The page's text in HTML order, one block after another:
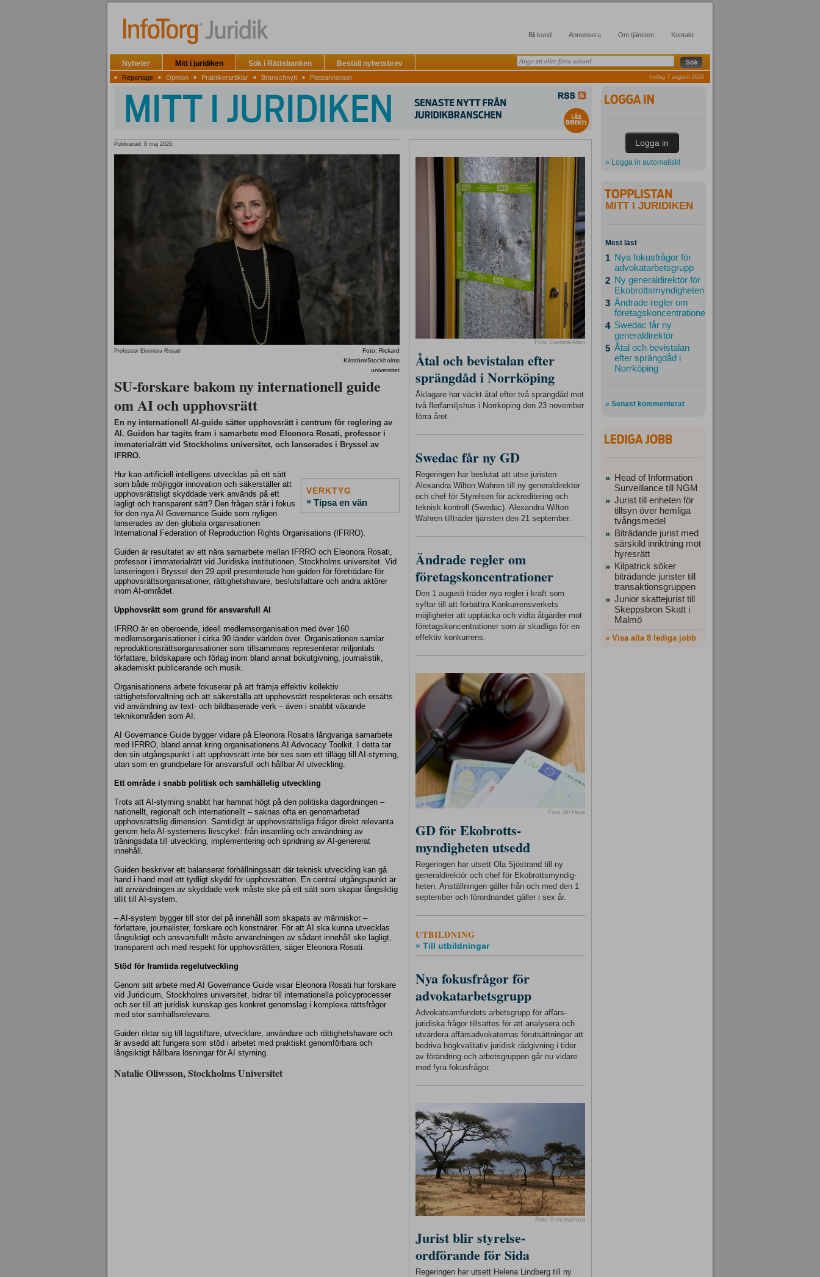
Bli kund Annonsera Om tjänsten Kontakt
Nyheter Mitt i juridiken Sök i Rättsbanken Beställ nyhetsbrev
▪ Reportage ▪ Opinion ▪ Praktikerartiklar ▪ Branschnytt ▪ Platsannonser fredag 7 augusti 2026
Publicerad: 8 maj 2026,
Professor Eleonora Rosati
Foto: Rickard
Kilström/Stockholms
universitet
SU-forskare bakom ny internationell guide
om AI och upphovsrätt
En ny internationell AI‑guide sätter upphovsrätt i centrum för reglering av
AI. Guiden har tagits fram i samarbete med Eleonora Rosati, professor i
immaterialrätt vid Stockholms universitet, och lanserades i Bryssel av
IFRRO.
VERKTYG
» Tipsa en vän
Hur kan artificiell intelligens utvecklas på ett sätt
som både möjliggör innovation och säkerställer att
upphovsrättsligt skyddade verk används på ett
lagligt och transparent sätt? Den frågan står i fokus
för den nya AI Governance Guide som nyligen
lanserades av den globala organisationen
International Federation of Reproduction Rights Organisations (IFRRO).
Guiden är resultatet av ett nära samarbete mellan IFRRO och Eleonora Rosati,
professor i immaterialrätt vid Juridiska institutionen, Stockholms universitet. Vid
lanseringen i Bryssel den 29 april presenterade hon guiden för företrädare för
upphovsrättsorganisationer, rättighetshavare, beslutsfattare och andra aktörer
inom AI-området.
Upphovsrätt som grund för ansvarsfull AI
IFRRO är en oberoende, ideell medlemsorganisation med över 160
medlemsorganisationer i cirka 90 länder världen över. Organisationen samlar
reproduktionsrättsorganisationer som tillsammans representerar miljontals
författare, bildskapare och förlag inom bland annat bokutgivning, journalistik,
akademiskt publicerande och musik.
Organisationens arbete fokuserar på att främja effektiv kollektiv
rättighetsförvaltning och att säkerställa att upphovsrätt respekteras och ersätts
vid användning av text- och bildbaserade verk – även i snabbt växande
teknikområden som AI.
AI Governance Guide bygger vidare på Eleonora Rosatis långvariga samarbete
med IFRRO, bland annat kring organisationens AI Advocacy Toolkit. I detta tar
den sin utgångspunkt i att upphovsrätt inte bör ses som ett tillägg till AI-styrning,
utan som en grundpelare för ansvarsfull och hållbar AI utveckling.
Ett område i snabb politisk och samhällelig utveckling
Trots att AI‑styrning snabbt har hamnat högt på den politiska dagordningen –
nationellt, regionalt och internationellt – saknas ofta en genomarbetad
upphovsrättslig dimension. Samtidigt är upphovsrättsliga frågor direkt relevanta
genom hela AI‑systemens livscykel: från insamling och användning av
träningsdata till utveckling, implementering och spridning av AI‑genererat
innehåll.
Guiden beskriver ett balanserat förhållningssätt där teknisk utveckling kan gå
hand i hand med ett tydligt skydd för upphovsrätten. En central utgångspunkt är
att användningen av skyddade verk måste ske på ett sätt som skapar långsiktig
tillit till AI‑system.
– AI‑system bygger till stor del på innehåll som skapats av människor –
författare, journalister, forskare och konstnärer. För att AI ska kunna utvecklas
långsiktigt och ansvarsfullt måste användningen av sådant innehåll ske lagligt,
transparent och med respekt för upphovsrätten, säger Eleonora Rosati.
Stöd för framtida regelutveckling
Genom sitt arbete med AI Governance Guide visar Eleonora Rosati hur forskare
vid Juridicum, Stockholms universitet, bidrar till internationella policyprocesser
och ser till att juridisk kunskap ges konkret genomslag i komplexa rättsfrågor
med stor samhällsrelevans.
Guiden riktar sig till lagstiftare, utvecklare, användare och rättighetshavare och
är avsedd att fungera som stöd i arbetet med praktiskt genomförbara och
långsiktigt hållbara lösningar för AI styrning.
Natalie Oliwsson, Stockholms Universitet
Foto Gamma-Man
Åtal och bevistalan efter
sprängdåd i Norrköping
Åklagare har väckt åtal efter två sprängdåd mot
två flerfamiljshus i Norrköping den 23 november
förra året.
Swedac får ny GD
Regeringen har beslutat att utse juristen
Alexandra Wilton Wahren till ny generaldirektör
och chef för Styrelsen för ackreditering och
teknisk kontroll (Swedac). Alexandra Wilton
Wahren tillträder tjänsten den 21 september.
Ändrade regler om
företagskoncentrationer
Den 1 augusti träder nya regler i kraft som
syftar till att förbättra Konkurrensverkets
möjligheter att upptäcka och vidta åtgärder mot
företagskoncentrationer som är skadliga för en
effektiv konkurrens.
Foto Jiri Hera
GD för Ekobrotts-
myndigheten utsedd
Regeringen har utsett Ola Sjöstrand till ny
generaldirektör och chef för Ekobrottsmyndig-
heten. Anställningen gäller från och med den 1
september och förordnandet gäller i sex år.
UTBILDNING
» Till utbildningar
Nya fokusfrågor för
advokatarbetsgrupp
Advokatsamfundets arbetsgrupp för affärs-
juridiska frågor tillsattes för att analysera och
utvärdera affärsadvokaternas förutsättningar att
bedriva högkvalitativ juridisk rådgivning i tider
av förändring och arbetsgruppen går nu vidare
med fyra fokusfrågor.
Foto © mcmahant
Jurist blir styrelse-
ordförande för Sida
Regeringen har utsett Helena Lindberg till ny
» Logga in automatiskt
MITT I JURIDIKEN
Mest läst
1 Nya fokusfrågor för
advokatarbetsgrupp
2 Ny generaldirektör för
Ekobrottsmyndigheten
3 Ändrade regler om
företagskoncentrationer
4 Swedac får ny
generaldirektör
5 Åtal och bevistalan
efter sprängdåd i
Norrköping
» Senast kommenterat
» Head of Information
Surveillance till NGM
» Jurist till enheten för
tillsyn över hemliga
tvångsmedel
» Biträdande jurist med
särskild inriktning mot
hyresrätt
» Kilpatrick söker
biträdande jurister till
transaktionsgruppen
» Junior skattejurist till
Skeppsbron Skatt i
Malmö
» Visa alla 8 lediga jobb